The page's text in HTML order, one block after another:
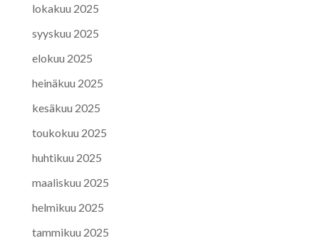
lokakuu 2025
syyskuu 2025
elokuu 2025
heinäkuu 2025
kesäkuu 2025
toukokuu 2025
huhtikuu 2025
maaliskuu 2025
helmikuu 2025
tammikuu 2025